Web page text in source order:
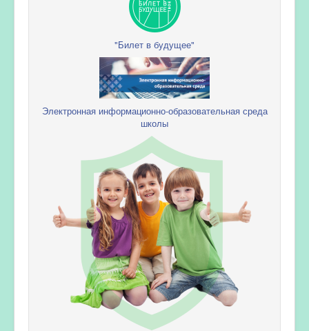
"Билет в будущее"
Электронная информационно-образовательная среда
школы